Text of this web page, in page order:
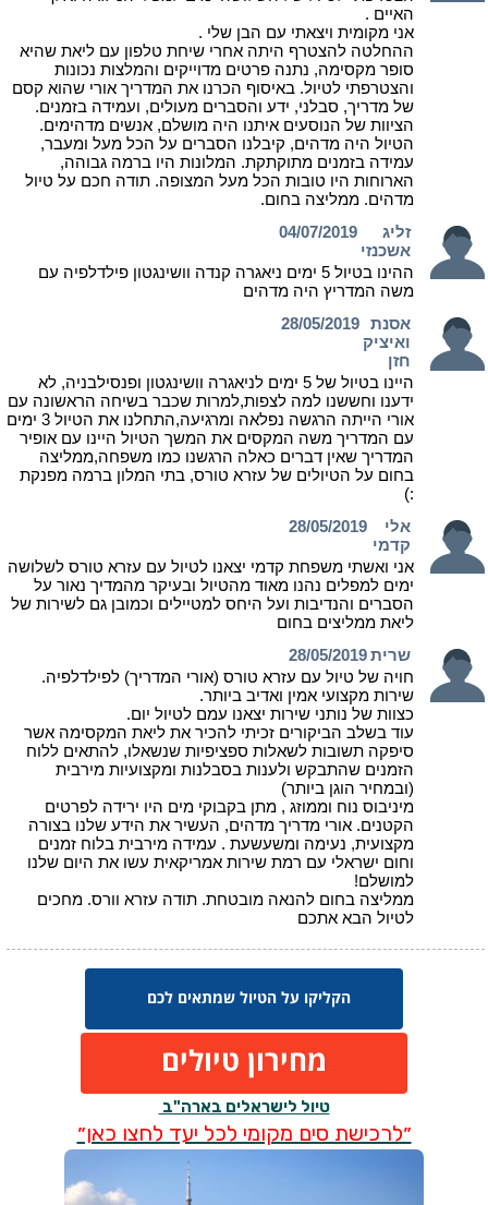
הקליקו על הטיול שמתאים לכם
טיול לישראלים בארה"ב
מחירון טיולים
״לרכישת סים מקומי לכל יעד לחצו כאן״